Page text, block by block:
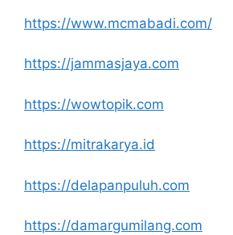
https://www.mcmabadi.com/
https://jammasjaya.com
https://wowtopik.com
https://mitrakarya.id
https://delapanpuluh.com
https://damargumilang.com